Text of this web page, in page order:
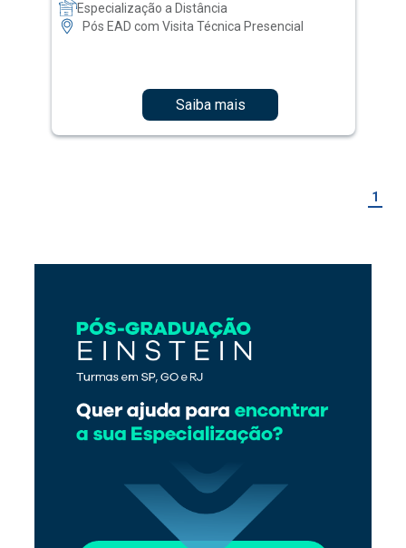
Especialização a Distância
Pós EAD com Visita Técnica Presencial
Saiba mais
1